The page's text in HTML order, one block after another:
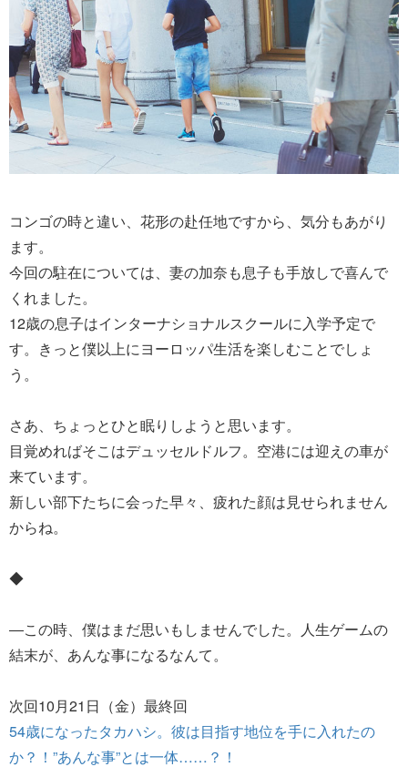
コンゴの時と違い、花形の赴任地ですから、気分もあがり
ます。
今回の駐在については、妻の加奈も息子も手放しで喜んで
くれました。
12歳の息子はインターナショナルスクールに入学予定で
す。きっと僕以上にヨーロッパ生活を楽しむことでしょ
う。
さあ、ちょっとひと眠りしようと思います。
目覚めればそこはデュッセルドルフ。空港には迎えの車が
来ています。
新しい部下たちに会った早々、疲れた顔は見せられません
からね。
◆
―この時、僕はまだ思いもしませんでした。人生ゲームの
結末が、あんな事になるなんて。
次回10月21日（金）最終回
54歳になったタカハシ。彼は目指す地位を手に入れたの
か？！”あんな事”とは一体……？！